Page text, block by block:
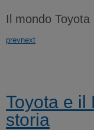
Il mondo Toyota
prevnext
Toyota e il
storia